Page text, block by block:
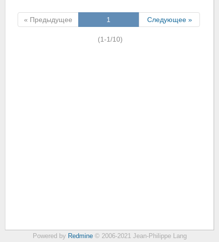
« Предыдущее 1 Следующее »
(1-1/10)
Powered by Redmine© 2006-2021 Jean-Philippe Lang